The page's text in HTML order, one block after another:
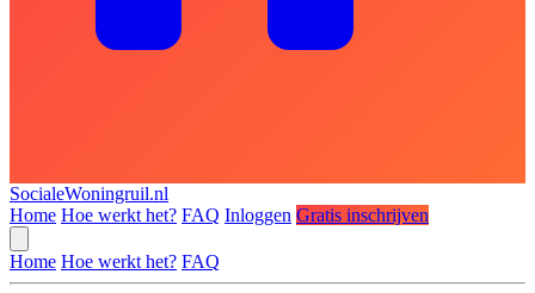
SocialeWoningruil.nl
Home Hoe werkt het? FAQ Inloggen Gratis inschrijven
Home Hoe werkt het? FAQ